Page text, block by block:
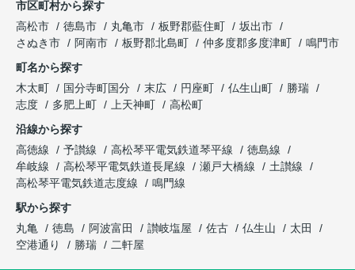
市区町村から探す
高松市
徳島市 丸亀市 板野郡藍住町
坂出市
さぬき市
阿南市 板野郡北島町 仲多度郡多度津町
鳴門市
町名から探す
木太町
国分寺町国分 末広 円座町 仏生山町
勝瑞
志度
多肥上町 上天神町
高松町
沿線から探す
高徳線
予讃線 高松琴平電気鉄道琴平線
徳島線
牟岐線
高松琴平電気鉄道長尾線 瀬戸大橋線
土讃線
高松琴平電気鉄道志度線
鳴門線
駅から探す
丸亀
徳島 阿波富田 讃岐塩屋 佐古 仏生山
太田
空港通り
勝瑞 二軒屋